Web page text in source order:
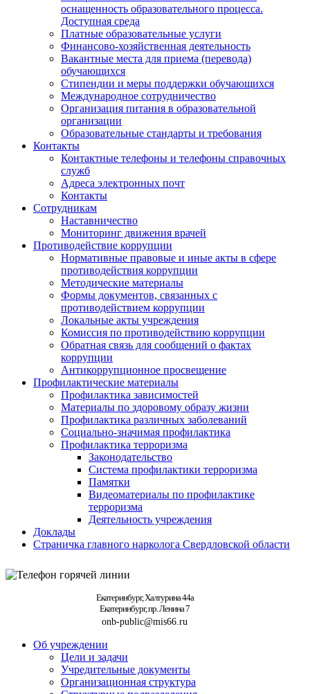
оснащенность образовательного процесса.
Доступная среда
Платные образовательные услуги
Финансово-хозяйственная деятельность
Вакантные места для приема (перевода)
обучающихся
Стипендии и меры поддержки обучающихся
Международное сотрудничество
Организация питания в образовательной
организации
Образовательные стандарты и требования
Контакты
Контактные телефоны и телефоны справочных
служб
Адреса электронных почт
Контакты
Сотрудникам
Наставничество
Мониторинг движения врачей
Противодействие коррупции
Нормативные правовые и иные акты в сфере
противодействия коррупции
Методические материалы
Формы документов, связанных с
противодействием коррупции
Локальные акты учреждения
Комиссия по противодействию коррупции
Обратная связь для сообщений о фактах
коррупции
Антикоррупционное просвещение
Профилактические материалы
Профилактика зависимостей
Материалы по здоровому образу жизни
Профилактика различных заболеваний
Социально-значимая профилактика
Профилактика терроризма
Законодательство
Система профилактики терроризма
Памятки
Видеоматериалы по профилактике
терроризма
Деятельность учреждения
Доклады
Страничка главного нарколога Свердловской области
Екатеринбург, Халтурина 44а
Екатеринбург, пр. Ленина 7
onb-public@mis66.ru
Об учреждении
Цели и задачи
Учредительные документы
Организационная структура